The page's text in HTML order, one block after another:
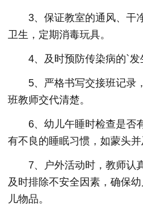
3、保证教室的通风、干
卫生，定期消毒玩具。
4、及时预防传染病的`发
5、严格书写交接班记录
班教师交代清楚。
6、幼儿午睡时检查是否
有不良的睡眠习惯，如蒙头并
7、户外活动时，教师认
及时排除不安全因素，确保
儿物品。